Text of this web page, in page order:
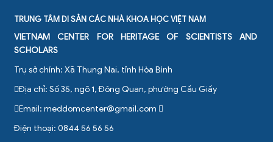
TRUNG TÂM DI SẢN CÁC NHÀ KHOA HỌC VIỆT NAM
VIETNAM CENTER FOR HERITAGE OF SCIENTISTS AND
SCHOLARS
Trụ sở chính: Xã Thung Nai, tỉnh Hòa Bình
Địa chỉ: Số 35, ngõ 1, Đông Quan, phường Cầu Giấy
Email: meddomcenter@gmail.com
Điện thoại: 0844 56 56 56